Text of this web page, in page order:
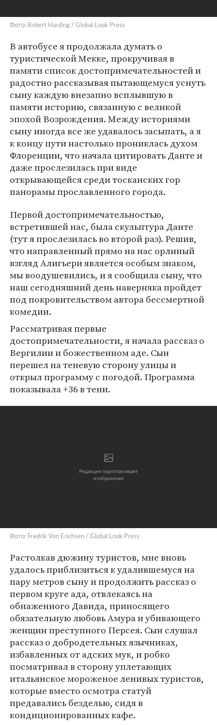
Фото: Robert Harding / Global Look Press
В автобусе я продолжала думать о
туристической Мекке, прокручивая в
памяти список достопримечательностей и
радостно рассказывая пытающемуся уснуть
сыну каждую внезапно всплывшую в
памяти историю, связанную с великой
эпохой Возрождения. Между историями
сыну иногда все же удавалось засыпать, а я
к концу пути настолько прониклась духом
Флоренции, что начала цитировать Данте и
даже прослезилась при виде
открывающейся среди тосканских гор
панорамы прославленного города.
Первой достопримечательностью,
встретившей нас, была скульптура Данте
(тут я прослезилась во второй раз). Решив,
что направленный прямо на нас орлиный
взгляд Алигьери является особым знаком,
мы воодушевились, и я сообщила сыну, что
наш сегодняшний день наверняка пройдет
под покровительством автора бессмертной
комедии.
Рассматривая первые
достопримечательности, я начала рассказ о
Вергилии и божественном аде. Сын
перешел на теневую сторону улицы и
открыл программу с погодой. Программа
показывала +36 в тени.
Фото: Fredrik Von Erichsen / Global Look Press
Растолкав дюжину туристов, мне вновь
удалось приблизиться к удалившемуся на
пару метров сыну и продолжить рассказ о
первом круге ада, отвлекаясь на
обнаженного Давида, приносящего
обязательную любовь Амура и убивающего
женщин преступного Персея. Сын слушал
рассказ о добродетельных язычниках,
избавленных от адских мук, и робко
посматривал в сторону уплетающих
итальянское мороженое ленивых туристов,
которые вместо осмотра статуй
предавались безделью, сидя в
кондиционированных кафе.